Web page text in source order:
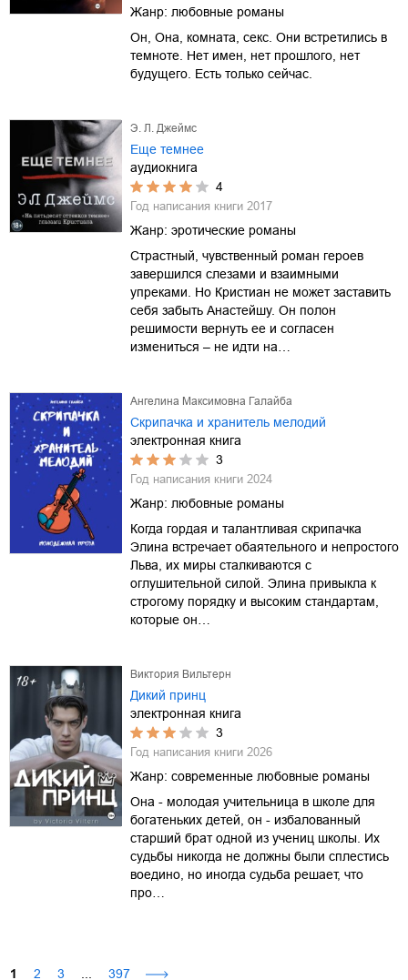
Жанр: любовные романы
Он, Она, комната, секс. Они встретились в
темноте. Нет имен, нет прошлого, нет
будущего. Есть только сейчас.
Э. Л. Джеймс
Еще темнее
аудиокнига
4
Год написания книги 2017
Жанр: эротические романы
Страстный, чувственный роман героев
завершился слезами и взаимными
упреками. Но Кристиан не может заставить
себя забыть Анастейшу. Он полон
решимости вернуть ее и согласен
измениться – не идти на…
Ангелина Максимовна Галайба
Скрипачка и хранитель мелодий
электронная книга
3
Год написания книги 2024
Жанр: любовные романы
Когда гордая и талантливая скрипачка
Элина встречает обаятельного и непростого
Льва, их миры сталкиваются с
оглушительной силой. Элина привыкла к
строгому порядку и высоким стандартам,
которые он…
Виктория Вильтерн
Дикий принц
электронная книга
3
Год написания книги 2026
Жанр: современные любовные романы
Она - молодая учительница в школе для
богатеньких детей, он - избалованный
старший брат одной из учениц школы. Их
судьбы никогда не должны были сплестись
воедино, но иногда судьба решает, что
про…
1 2 3 397